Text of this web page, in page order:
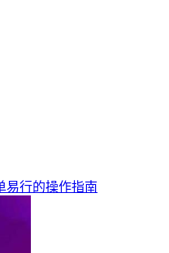
易行的操作指南